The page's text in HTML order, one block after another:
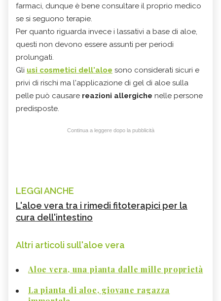
farmaci, dunque è bene consultare il proprio medico
se si seguono terapie.
Per quanto riguarda invece i lassativi a base di aloe,
questi non devono essere assunti per periodi
prolungati.
Gli usi cosmetici dell'aloe sono considerati sicuri e
privi di rischi ma l'applicazione di gel di aloe sulla
pelle può causare reazioni allergiche nelle persone
predisposte.
Continua a leggere dopo la pubblicità
LEGGI ANCHE
L'aloe vera tra i rimedi fitoterapici per la
cura dell'intestino
Altri articoli sull'aloe vera
Aloe vera, una pianta dalle mille proprietà
La pianta di aloe, giovane ragazza